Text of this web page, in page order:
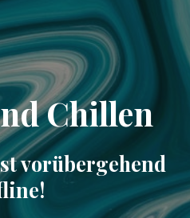
Chillen
vorübergehend